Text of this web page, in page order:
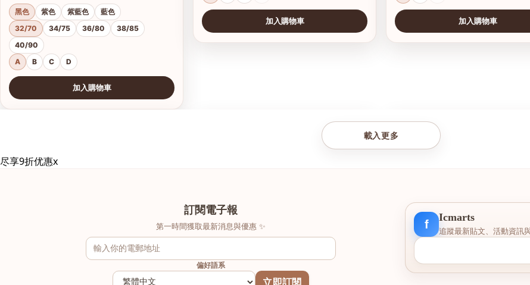
黑色 紫色 紫藍色
藍色
32/70
34/75 36/80
38/85
40/90
A
B C D
加入購物車
加入購物車 加入購物車
載入更多
尽享9折优惠x
訂閱電子報
第一時間獲取最新消息與優惠 ✨
偏好語系
立即訂閱
f
Icmarts
追蹤最新貼文、活動資訊